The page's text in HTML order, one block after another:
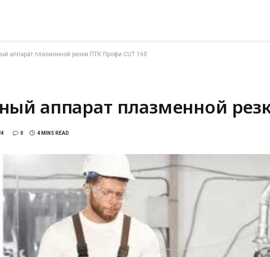
аппарат плазменной резки ПТК Профи CUT 160
аппарат плазменной
0 4 MINS READ